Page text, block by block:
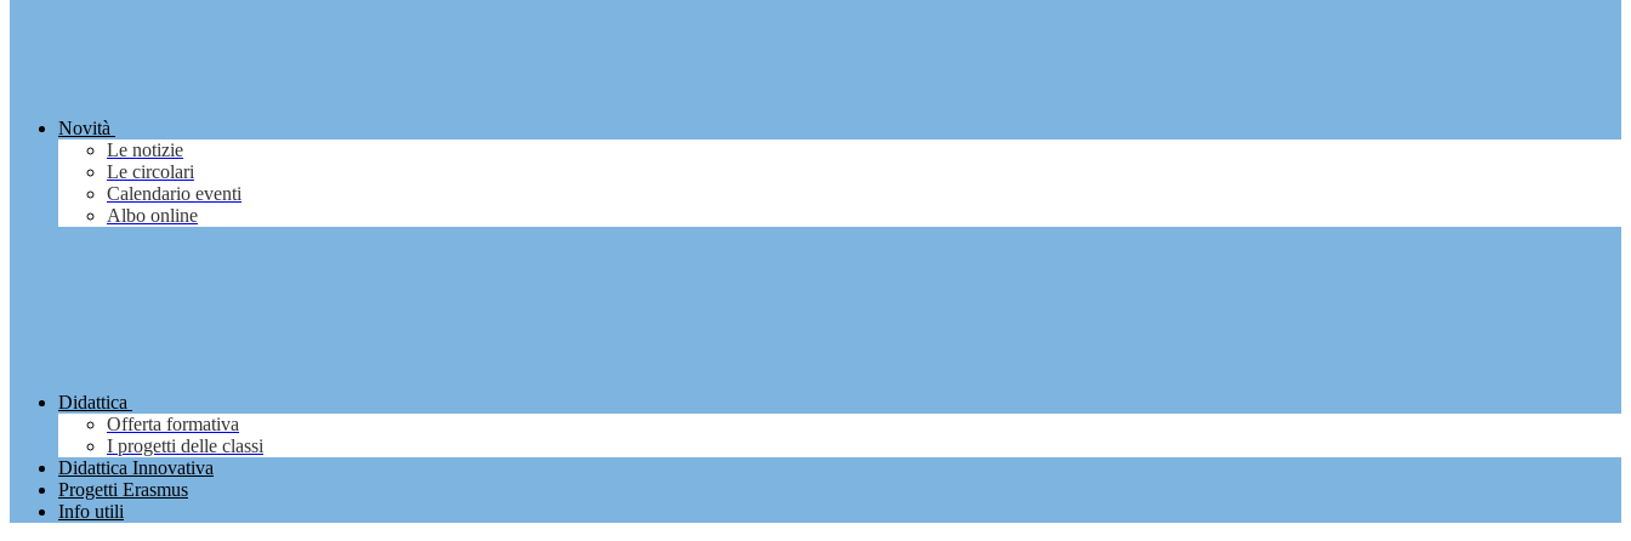
Novità
Le notizie
Le circolari
Calendario eventi
Albo online
Didattica
Offerta formativa
I progetti delle classi
Didattica Innovativa
Progetti Erasmus
Info utili